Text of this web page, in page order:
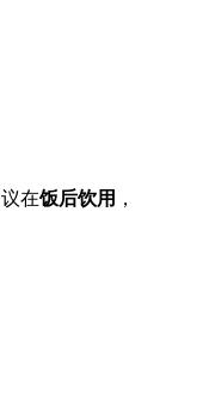
在饭后饮用 ，